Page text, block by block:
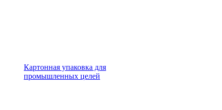
Картонная упаковка для
промышленных целей